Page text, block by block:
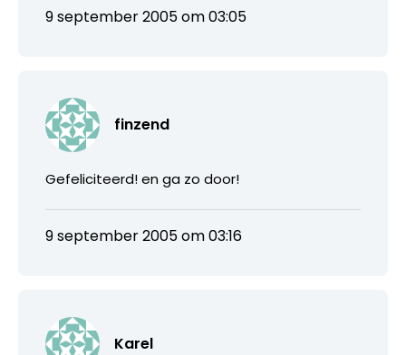
9 september 2005 om 03:05
finzend
Gefeliciteerd! en ga zo door!
9 september 2005 om 03:16
Karel